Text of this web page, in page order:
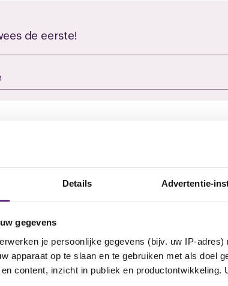
Details Advertentie-
gegevens
je persoonlijke gegevens (bijv. uw IP-
apparaat op te slaan en te gebruiken met als doel
content, inzicht in publiek en
de eerste!